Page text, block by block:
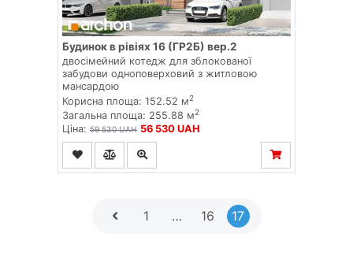
Будинок в рівіях 16 (ГР2Б) вер.2
двосімейний котедж для зблокованої
забудови одноповерховий з житловою
мансардою
Корисна площа: 152.52 м2
Загальна площа: 255.88 м2
Ціна: 59 530 UAH 56 530 UAH
1 … 16 17